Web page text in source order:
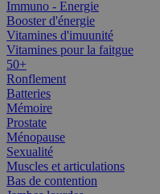
Immuno - Energie
Booster d'énergie
Vitamines d'imuunité
Vitamines pour la faitgue
50+
Ronflement
Batteries
Mémoire
Prostate
Ménopause
Sexualité
Muscles et articulations
Bas de contention